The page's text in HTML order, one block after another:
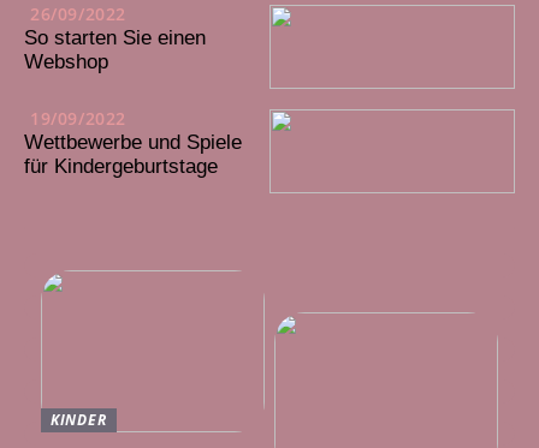
26/09/2022
So starten Sie einen
Webshop
19/09/2022
Wettbewerbe und Spiele
für Kindergeburtstage
KINDER